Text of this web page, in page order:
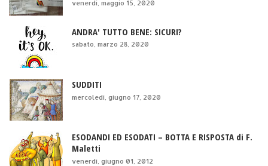
venerdì, maggio 15, 2020
ANDRA' TUTTO BENE: SICURI?
sabato, marzo 28, 2020
SUDDITI
mercoledì, giugno 17, 2020
ESODANDI ED ESODATI – BOTTA E RISPOSTA di F.
Maletti
venerdì, giugno 01, 2012